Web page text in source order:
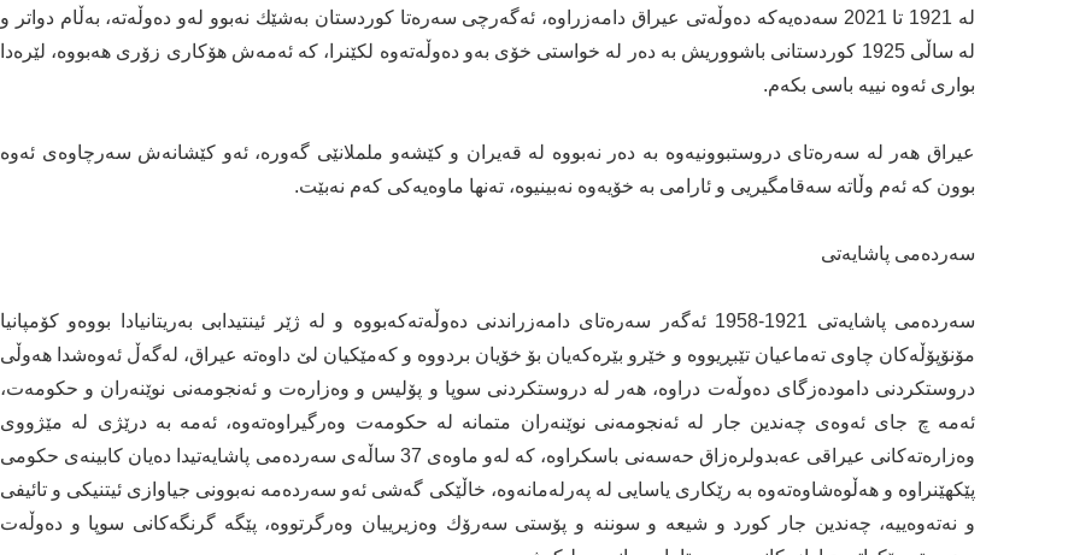
له‌ 1921 تا 2021 سه‌ده‌یه‌كه‌ ده‌وڵه‌تی‌ عیراق دامه‌زراوه‌، ئه‌گه‌رچی‌ سه‌ره‌تا كوردستان به‌شێك نه‌بوو له‌و ده‌وڵه‌ته‌، به‌ڵام دواتر و
له‌ ساڵی‌ 1925 كوردستانی‌ باشووریش به‌ ده‌ر له‌ خواستی‌ خۆی‌ به‌و ده‌وڵه‌ته‌وه‌ لكێنرا، كه‌ ئه‌مه‌ش هۆكار‌ی‌ زۆری‌ هه‌بووه‌، لێره‌دا
بواری‌ ئه‌وه‌ نییه‌ باسی‌ بكه‌م.
عیراق هه‌ر له‌ سه‌ره‌تای‌ دروستبوونیه‌وه‌ به‌ ده‌ر نه‌بووه‌ له‌ قه‌یران و كێشه‌و ململانێی گه‌وره‌، ئه‌و كێشانه‌ش سه‌رچاوه‌ی‌ ئه‌وه‌
بوون كه‌ ئه‌م وڵاته‌ سه‌قامگیریی‌ و ئارامی‌ به‌ خۆیه‌وه‌ نه‌بینیوه‌، ته‌نها ماوه‌یه‌كی‌ كه‌م نه‌بێت.
سه‌رده‌می‌ پاشایه‌تی‌
سه‌رده‌می‌ پاشایه‌تی‌ 1921-1958 ئه‌گه‌ر سه‌ره‌تای‌ دامه‌زراندنی‌ ده‌وڵه‌ته‌كه‌بووه‌ و له‌ ژێر ئینتیدابی‌ به‌ریتانیادا بووه‌و كۆمپانیا
مۆنۆپۆڵه‌كان چاوی‌ ته‌ماعیان تێبڕیووه‌ و خێرو بێره‌كه‌یان بۆ خۆیان بردووه‌ و كه‌مێكیان لێ‌ داوه‌ته‌ عیراق، له‌گه‌ڵ ئه‌وه‌شدا هه‌وڵی‌
دروستكردنی‌ داموده‌زگای‌ ده‌وڵه‌ت دراوه‌، هه‌ر له‌ دروستكردنی‌ سوپا و پۆلیس و وه‌زاره‌ت و ئه‌نجومه‌نی‌ نوێنه‌ران و حكومه‌ت،
ئه‌مه‌ چ جای ئه‌وه‌ی‌ چه‌ندین جار له‌ ئه‌نجومه‌نی‌ نوێنه‌ران متمانه‌ له‌ حكومه‌ت وه‌رگیراوه‌ته‌وه‌، ئه‌مه‌ به‌ درێژی‌ له‌ مێژووی‌
وه‌زاره‌ته‌كانی‌ عیراقی عه‌بدولره‌زاق حه‌سه‌نی باسكراوه‌، كه‌ له‌و ماوه‌ی‌ 37 ساڵه‌ی‌ سه‌رده‌می‌ پاشایه‌تیدا ده‌یان كابینه‌ی‌ حكومی‌
پێكهێنراوه‌ و هه‌ڵوه‌شاوه‌ته‌وه‌ به‌ رێكاری‌ یاسایی‌ له‌ په‌رله‌مانه‌وه‌، خاڵێكی‌ گه‌شی‌ ئه‌و سه‌رده‌مه‌ نه‌بوونی‌ جیاوازی‌ ئیتنیكی‌ و تائیفی‌
و نه‌ته‌وه‌ییه‌، چه‌ندین جار كورد و شیعه‌ و سوننه‌ و پۆستی‌ سه‌رۆك وه‌زیرییان وه‌رگرتووه‌، پێگه‌ گرنگه‌كانی‌ سوپا و ده‌وڵه‌ت